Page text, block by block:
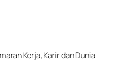
Kerja, Karir dan Dunia